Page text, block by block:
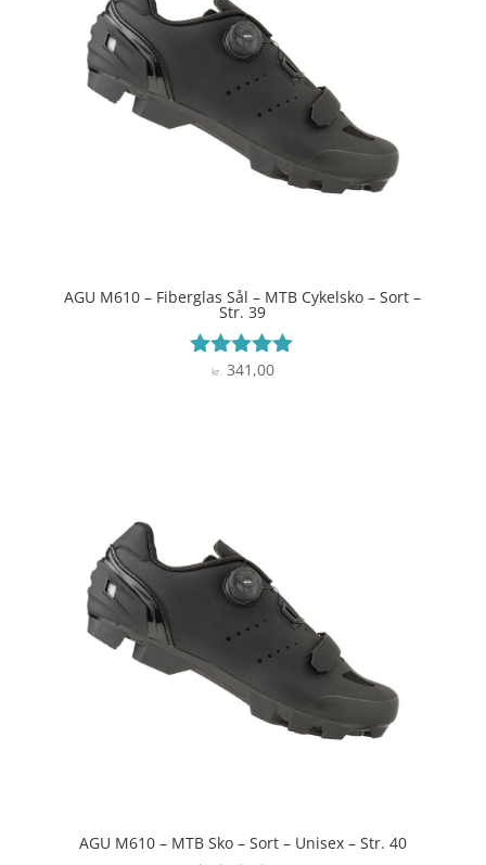
AGU M610 – Fiberglas Sål – MTB Cykelsko – Sort –
Str. 39
Vurderet
kr.341,00
AGU M610 – MTB Sko – Sort – Unisex – Str. 40